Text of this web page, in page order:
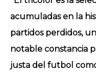
acumuladas en la
partidos perdidos,
notable constancia
justa del futbol